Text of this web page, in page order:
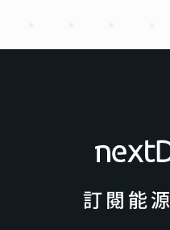
訂閱能